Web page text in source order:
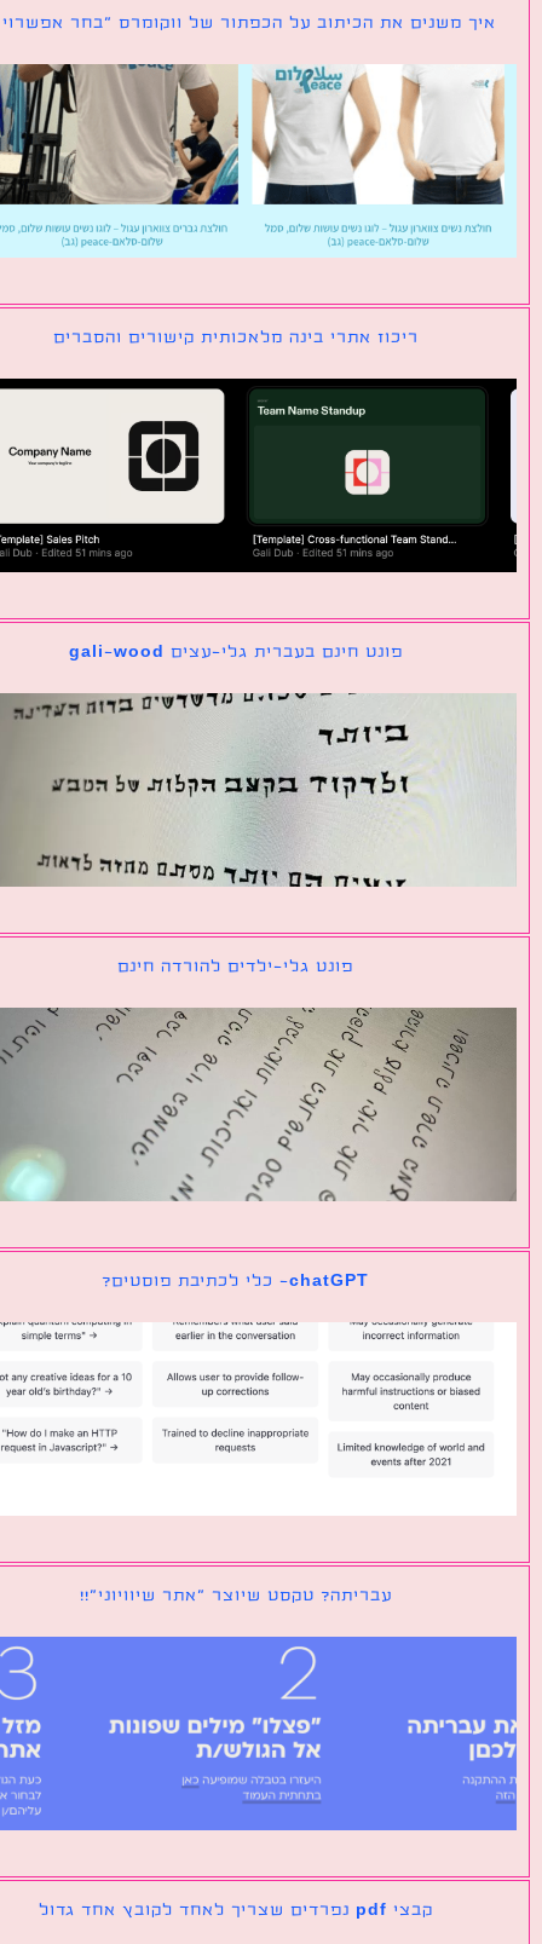
משנים את הכיתוב על הכפתור של ווקומרס ״בחר אפשרויות״
ריכוז אתרי בינה מלאכותית קישורים והסברים
פונט חינם בעברית גלי-עצים gali-wood
פונט גלי-ילדים להורדה חינם
chatGPT- כלי לכתיבת פוסטים?
עבריתה? טקסט שיוצר ״אתר שיוויוני״!!